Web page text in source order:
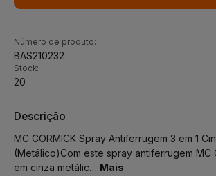
Número de produto:
BAS210232
Stock:
20
Descrição
MC CORMICK Spray Antiferrugem 3 em 1
(Metálico)Com este spray antiferrugem MC
em cinza metálic… Mais